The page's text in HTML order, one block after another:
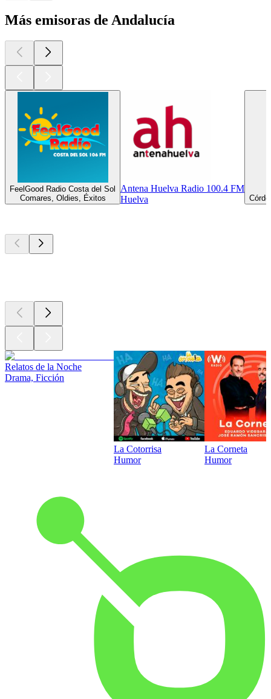
Más emisoras de Andalucía
FeelGood Radio Costa del Sol
Comares, Oldies, Éxitos
Antena Huelva Radio 100.4 FM
Huelva
Relatos de la Noche
Drama, Ficción
La Cotorrisa
Humor
La Corneta
Humor